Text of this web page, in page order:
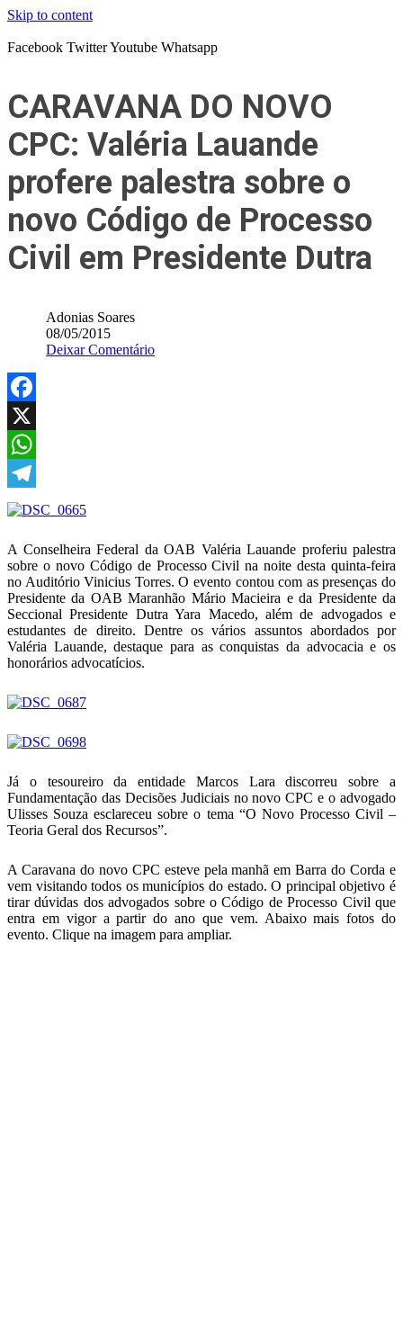
Skip to content
Facebook TwitterYoutube Whatsapp
CARAVANA DO NOVO
CPC: Valéria Lauande
profere palestra sobre o
novo Código de Processo
Civil em Presidente Dutra
Adonias Soares
08/05/2015
Deixar Comentário
Facebook
X
WhatsApp
Telegram
A Conselheira Federal da OAB Valéria Lauande proferiu palestra
sobre o novo Código de Processo Civil na noite desta quinta-feira
no Auditório Vinicius Torres. O evento contou com as presenças do
Presidente da OAB Maranhão Mário Macieira e da Presidente da
Seccional Presidente Dutra Yara Macedo, além de advogados e
estudantes de direito. Dentre os vários assuntos abordados por
Valéria Lauande, destaque para as conquistas da advocacia e os
honorários advocatícios.
Já o tesoureiro da entidade Marcos Lara discorreu sobre a
Fundamentação das Decisões Judiciais no novo CPC e o advogado
Ulisses Souza esclareceu sobre o tema “O Novo Processo Civil –
Teoria Geral dos Recursos”.
A Caravana do novo CPC esteve pela manhã em Barra do Corda e
vem visitando todos os municípios do estado. O principal objetivo é
tirar dúvidas dos advogados sobre o Código de Processo Civil que
entra em vigor a partir do ano que vem. Abaixo mais fotos do
evento. Clique na imagem para ampliar.